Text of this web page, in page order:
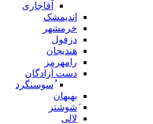
آقاجاری
اندیمشک
خرمشهر
دزفول
هندیجان
رامهرمز
دست آزادگان
ُسوسنگرد
بهبهان
َشوشتر
لالی